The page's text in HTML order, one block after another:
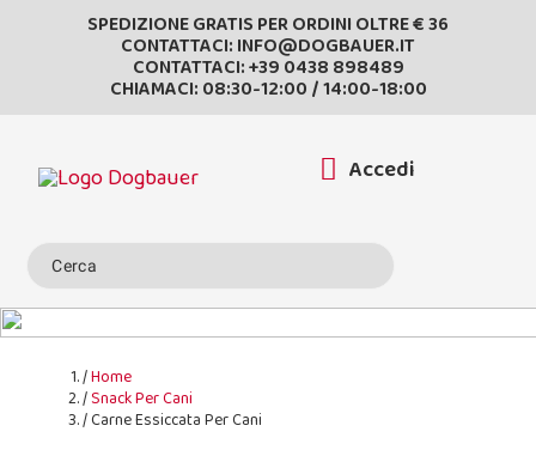
SPEDIZIONE GRATIS PER ORDINI OLTRE € 36
CONTATTACI: INFO@DOGBAUER.IT
CONTATTACI:+39 0438 898489
CHIAMACI: 08:30-12:00 / 14:00-18:00
Accedi
Home
Snack Per Cani
Carne Essiccata Per Cani